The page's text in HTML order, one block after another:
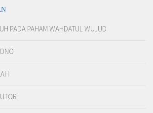
PADA PAHAM WAHDATUL WUJUD